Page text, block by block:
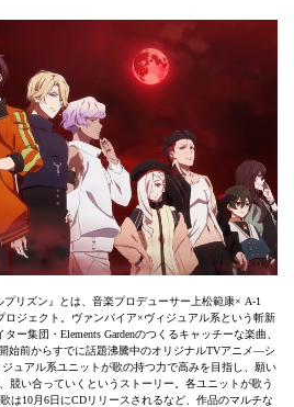
リズン』とは、音楽プロデューサー上松範康× A-1
ロジェクト。ヴァンパイア×ヴィジュアル系という斬新
ー集団・Elements Gardenのつくるキャッチーな楽曲、
始前からすでに話題沸騰中のオリジナルTVアニメ―シ
ュアル系ユニットが歌の持つ力で高みを目指し、願い
競い合っていくというストーリー。各ユニットが歌う
は10月6日にCDリリースされるなど、作品のマルチな